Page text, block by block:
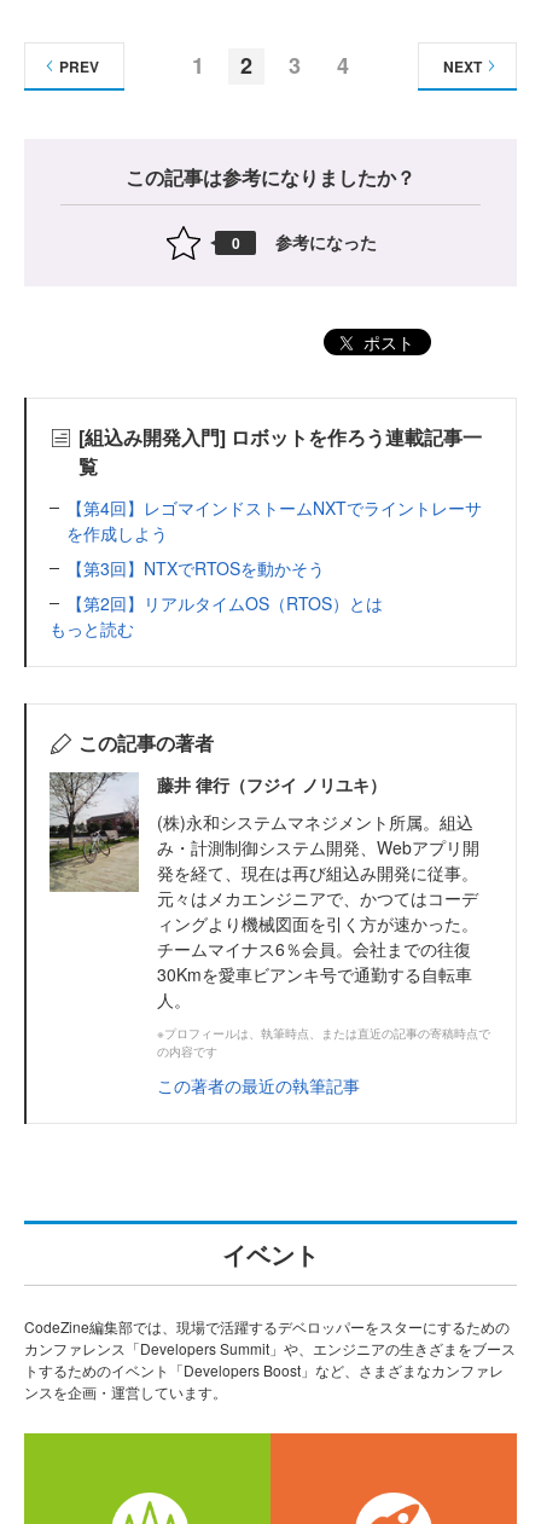
1 2 3 4
PREV NEXT
この記事は参考になりましたか？
0 参考になった
ポスト
[組込み開発入門] ロボットを作ろう連載記事一
覧
【第4回】レゴマインドストームNXTでライントレーサ
を作成しよう
【第3回】NTXでRTOSを動かそう
【第2回】リアルタイムOS（RTOS）とは
もっと読む
この記事の著者
藤井 律行（フジイ ノリユキ）
(株)永和システムマネジメント所属。組込
み・計測制御システム開発、Webアプリ開
発を経て、現在は再び組込み開発に従事。
元々はメカエンジニアで、かつてはコーデ
ィングより機械図面を引く方が速かった。
チームマイナス6％会員。会社までの往復
30Kmを愛車ビアンキ号で通勤する自転車
人。
※プロフィールは、執筆時点、または直近の記事の寄稿時点で
の内容です
この著者の最近の執筆記事
イベント
CodeZine編集部では、現場で活躍するデベロッパーをスターにするための
カンファレンス「Developers Summit」や、エンジニアの生きざまをブース
トするためのイベント「Developers Boost」など、さまざまなカンファレ
ンスを企画・運営しています。